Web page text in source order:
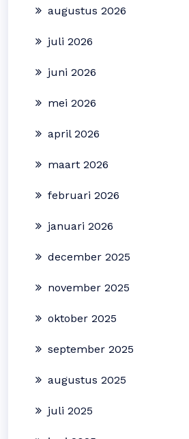
augustus 2026
juli 2026
juni 2026
mei 2026
april 2026
maart 2026
februari 2026
januari 2026
december 2025
november 2025
oktober 2025
september 2025
augustus 2025
juli 2025